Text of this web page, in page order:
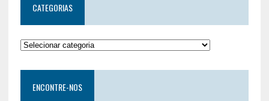
CATEGORIAS
ENCONTRE-NOS